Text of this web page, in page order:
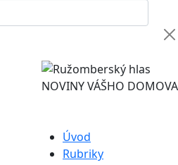
NOVINY VÁŠHO DOMOVA
Úvod
Rubriky